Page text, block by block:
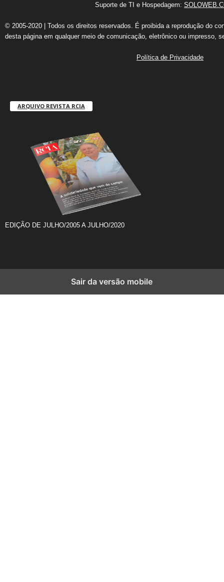
Suporte de TI e Hospedagem:
© 2005-2020 | Todos os direitos reservados. É proibida a reprodução do
desta página em qualquer meio de comunicação, eletrônico ou impresso,
Política de Privacidade
ARQUIVO REVISTA RCIA
EDIÇÃO DE JULHO/2005 A JULHO/2020
Sair da versão mobile